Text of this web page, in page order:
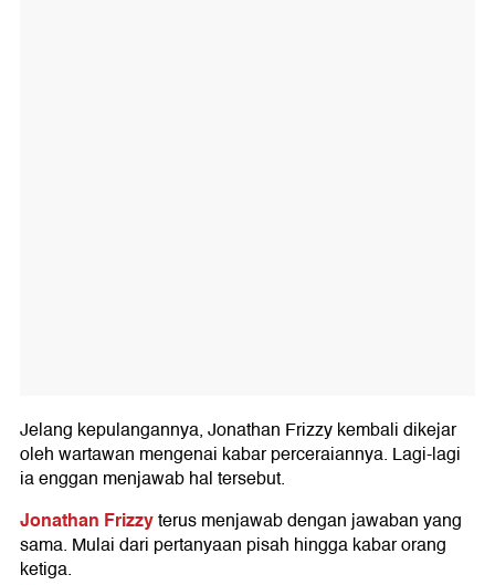
Jelang kepulangannya, Jonathan Frizzy kembali dikejar
oleh wartawan mengenai kabar perceraiannya. Lagi-lagi
ia enggan menjawab hal tersebut.
Jonathan Frizzyterus menjawab dengan jawaban yang
sama. Mulai dari pertanyaan pisah hingga kabar orang
ketiga.